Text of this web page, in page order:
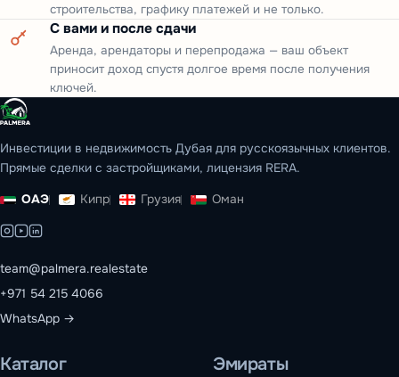
строительства, графику платежей и не только.
С вами и после сдачи
Аренда, арендаторы и перепродажа — ваш объект
приносит доход спустя долгое время после получения
ключей.
Инвестиции в недвижимость Дубая для русскоязычных клиентов.
Прямые сделки с застройщиками, лицензия RERA.
ОАЭ Кипр Грузия Оман
team@palmera.realestate
+971 54 215 4066
WhatsApp →
Каталог Эмираты